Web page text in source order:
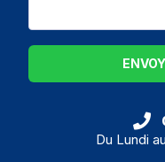
Du Lundi